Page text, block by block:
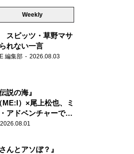
Weekly
スピッツ・草野マサ
れない一言
編集部 2026.08.03
説の海』
）×尾上松也、ミ
アドベンチャーで美
2026.08.01
んとアソぼ？』